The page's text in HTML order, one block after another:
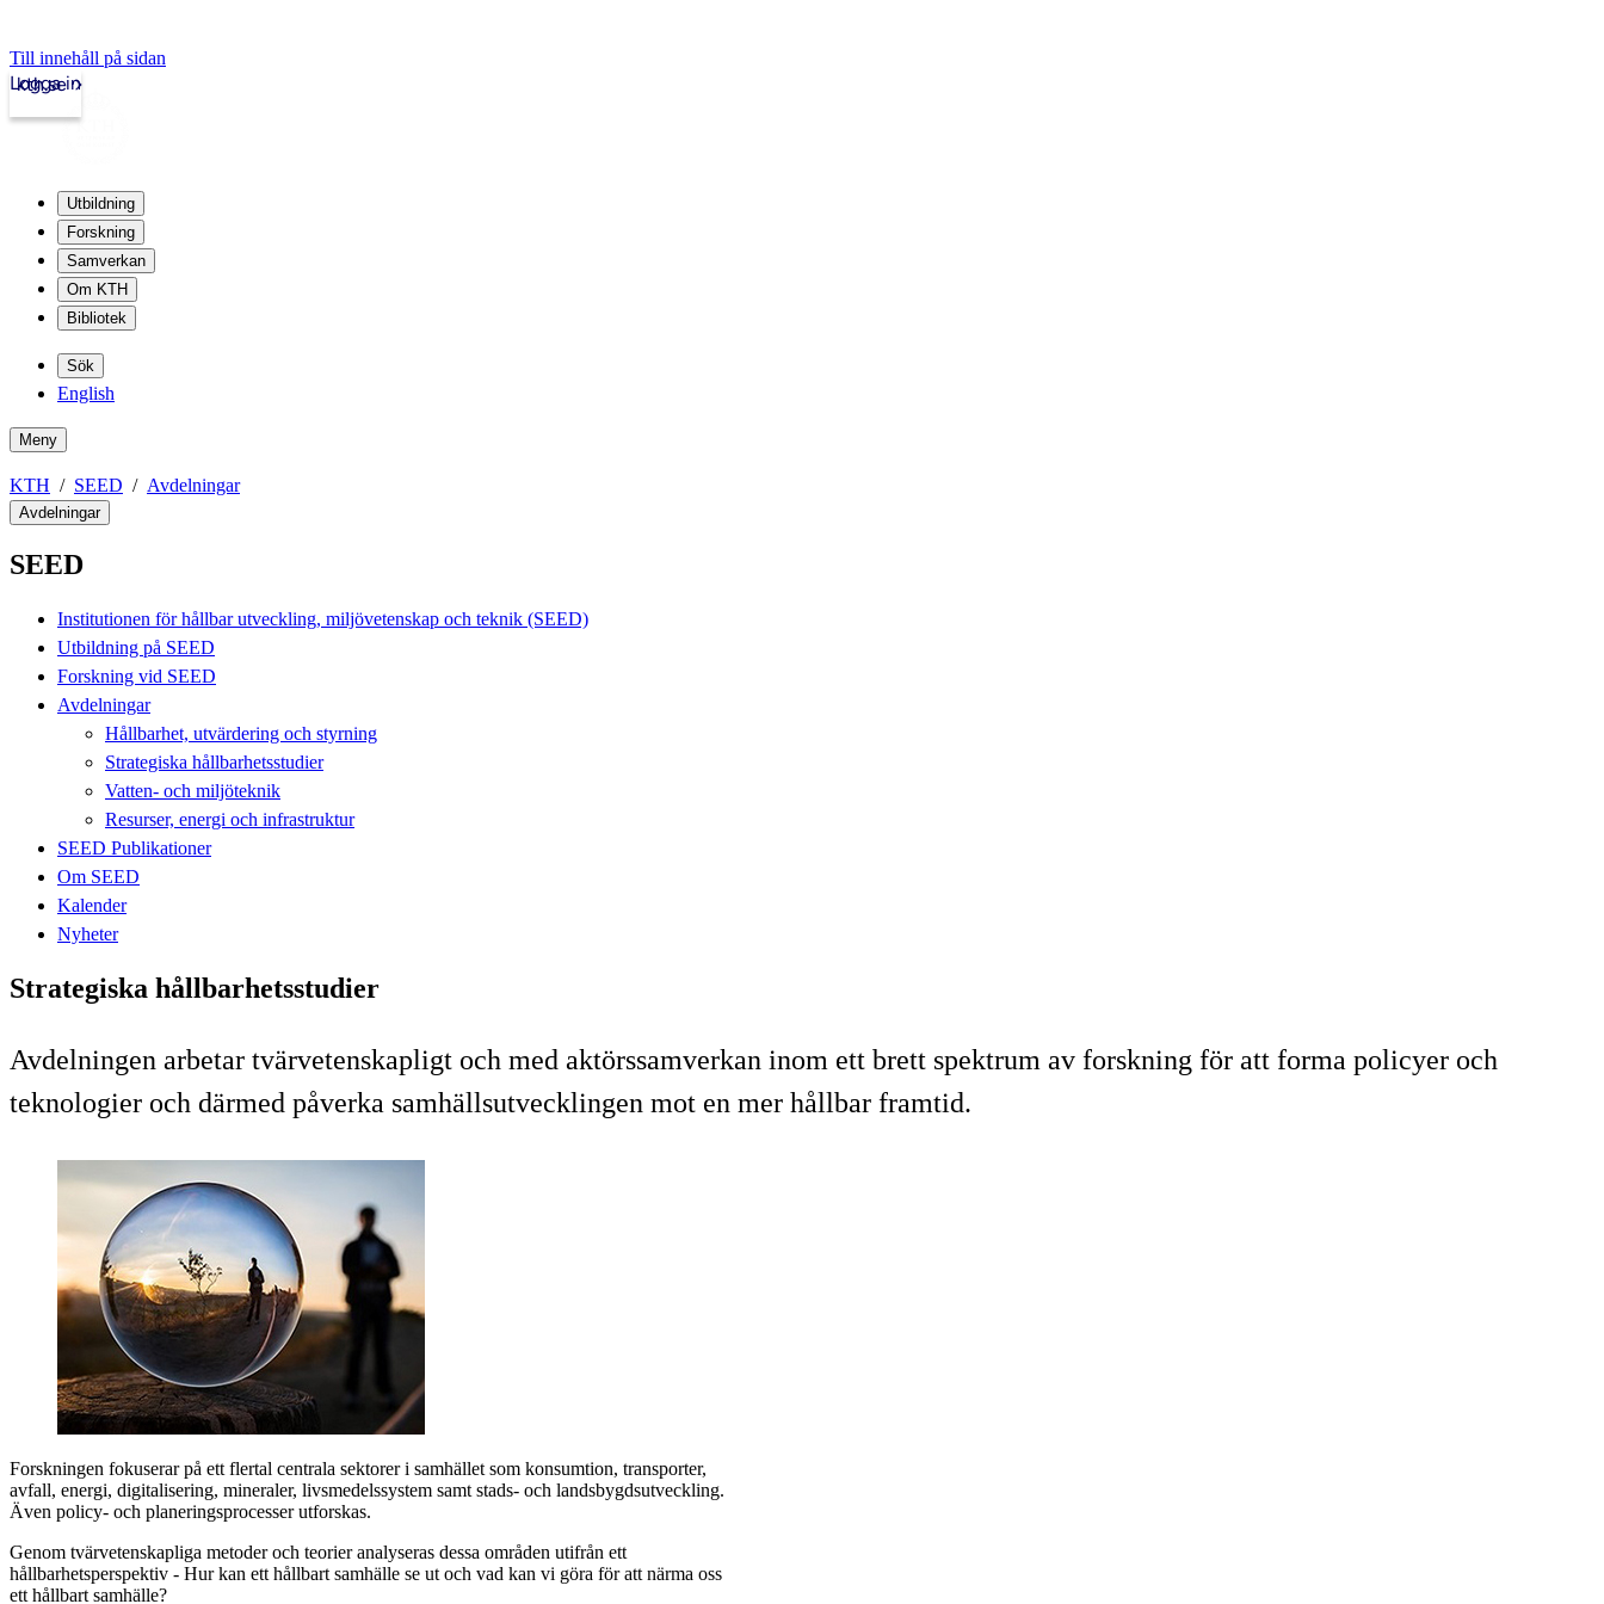
Till innehåll på sidan
kth.se
Logga in
Utbildning
Forskning
Samverkan
Om KTH
Bibliotek
Sök
English
Meny
KTH SEED Avdelningar
Avdelningar
SEED
Institutionen för hållbar utveckling, miljövetenskap och teknik (SEED)
Utbildning på SEED
Forskning vid SEED
Avdelningar
Hållbarhet, utvärdering och styrning
Strategiska hållbarhetsstudier
Vatten- och miljöteknik
Resurser, energi och infrastruktur
SEED Publikationer
Om SEED
Kalender
Nyheter
Strategiska hållbarhetsstudier
Avdelningen arbetar tvärvetenskapligt och med aktörssamverkan inom ett brett spektrum av forskning för att forma policyer och
teknologier och därmed påverka samhällsutvecklingen mot en mer hållbar framtid.
Forskningen fokuserar på ett flertal centrala sektorer i samhället som konsumtion, transporter,
avfall, energi, digitalisering, mineraler, livsmedelssystem samt stads- och landsbygdsutveckling.
Även policy- och planeringsprocesser utforskas.
Genom tvärvetenskapliga metoder och teorier analyseras dessa områden utifrån ett
hållbarhetsperspektiv - Hur kan ett hållbart samhälle se ut och vad kan vi göra för att närma oss
ett hållbart samhälle?